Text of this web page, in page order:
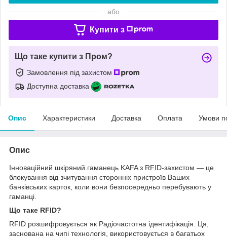
або
Купити з
Що таке купити з Пром?
Замовлення під захистом
Доступна доставка
Опис Характеристики Доставка Оплата Умови
Опис
Інноваційний шкіряний гаманець KAFA з RFID-захистом — це
блокування від зчитування сторонніх пристроїв Ваших
банківських карток, коли вони безпосередньо перебувають у
гаманці.
Що таке RFID?
RFID розшифровується як Радіочастотна ідентифікація. Ця,
заснована на чипі технологія, використовується в багатьох